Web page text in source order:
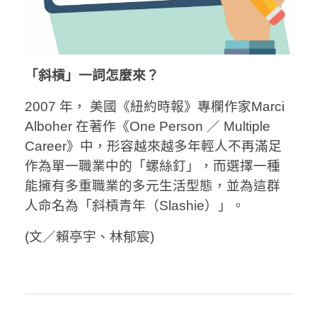
「斜槓」一詞怎麼來？
2007 年， 美國《紐約時報》專欄作家Marci
Alboher 在著作《One Person ／ Multiple
Career》中，形容越來越多年輕人不再滿足
作為單一職業中的「螺絲釘」，而選擇一種
能擁有多重職業的多元生活型態，並為這群
人命名為「斜槓青年（Slashie）」。
(文／賴亭宇、林郁宸)